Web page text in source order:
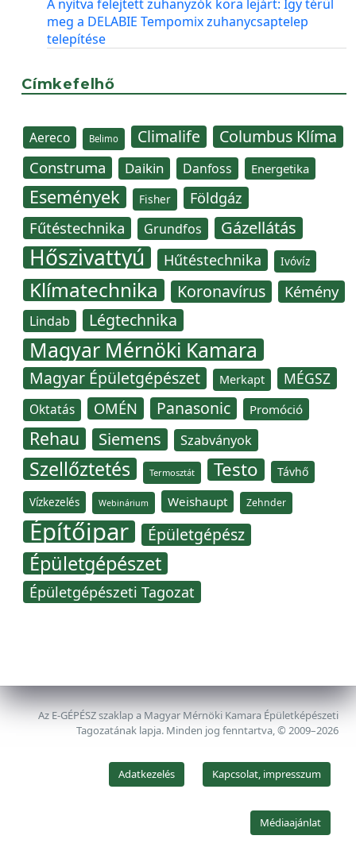
A nyitva felejtett zuhanyzók kora lejárt: Így térül
meg a DELABIE Tempomix zuhanycsaptelep
telepítése
Címkefelhő
Aereco Belimo Climalife Columbus Klíma
Construma Daikin Danfoss Energetika
Események Fisher Földgáz
Fűtéstechnika Grundfos Gázellátás
Hőszivattyú Hűtéstechnika Ivóvíz
Klímatechnika Koronavírus Kémény
Lindab Légtechnika
Magyar Mérnöki Kamara
Magyar Épületgépészet Merkapt MÉGSZ
Oktatás OMÉN Panasonic Promóció
Rehau Siemens Szabványok
Szellőztetés Termosztát Testo Távhő
Vízkezelés Webinárium Weishaupt Zehnder
Építőipar Épületgépész
Épületgépészet
Épületgépészeti Tagozat
Az E-GÉPÉSZ szaklap a Magyar Mérnöki Kamara Épületképészeti
Tagozatának lapja. Minden jog fenntartva, © 2009–2026
Adatkezelés Kapcsolat, impresszum
Médiaajánlat